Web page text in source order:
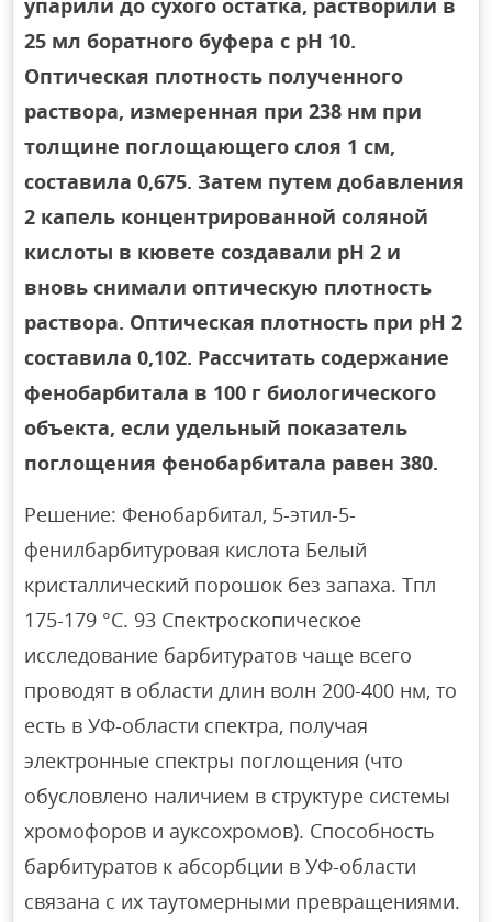
упарили до сухого остатка, растворили в
25 мл боратного буфера с рН 10.
Оптическая плотность полученного
раствора, измеренная при 238 нм при
толщине поглощающего слоя 1 см,
составила 0,675. Затем путем добавления
2 капель концентрированной соляной
кислоты в кювете создавали рН 2 и
вновь снимали оптическую плотность
раствора. Оптическая плотность при рН 2
составила 0,102. Рассчитать содержание
фенобарбитала в 100 г биологического
объекта, если удельный показатель
поглощения фенобарбитала равен 380.
Решение: Фенобарбитал, 5-этил-5-
фенилбарбитуровая кислота Белый
кристаллический порошок без запаха. Tпл
175-179 °C. 93 Спектроскопическое
исследование барбитуратов чаще всего
проводят в области длин волн 200-400 нм, то
есть в УФ-области спектра, получая
электронные спектры поглощения (что
обусловлено наличием в структуре системы
хромофоров и ауксохромов). Способность
барбитуратов к абсорбции в УФ-области
связана с их таутомерными превращениями.